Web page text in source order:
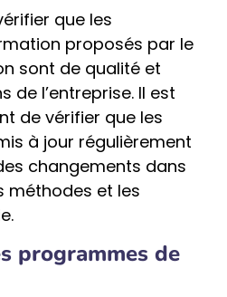
que les
proposés par le
sont de qualité et
de l’entreprise. Il est
de vérifier que les
à jour régulièrement
changements dans
méthodes et les
programmes de